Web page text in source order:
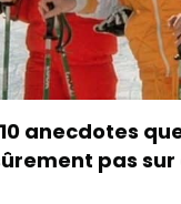
anecdotes
pas